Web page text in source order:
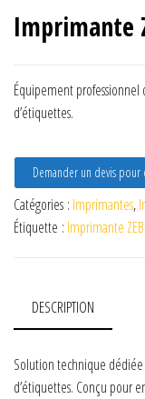
Imprimante
Équipement
d’étiquettes.
Demander un devis
Catégories : Imprimantes,
Étiquette : Imprimante
DESCRIPTION
Solution technique dédiée
d’étiquettes. Conçu pour